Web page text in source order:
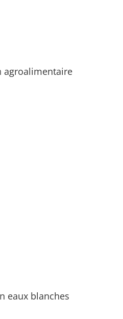
agroalimentaire
eaux blanches